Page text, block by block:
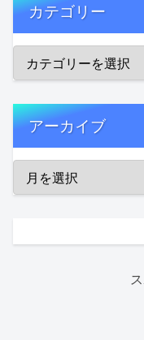
カテゴリー
アーカイブ